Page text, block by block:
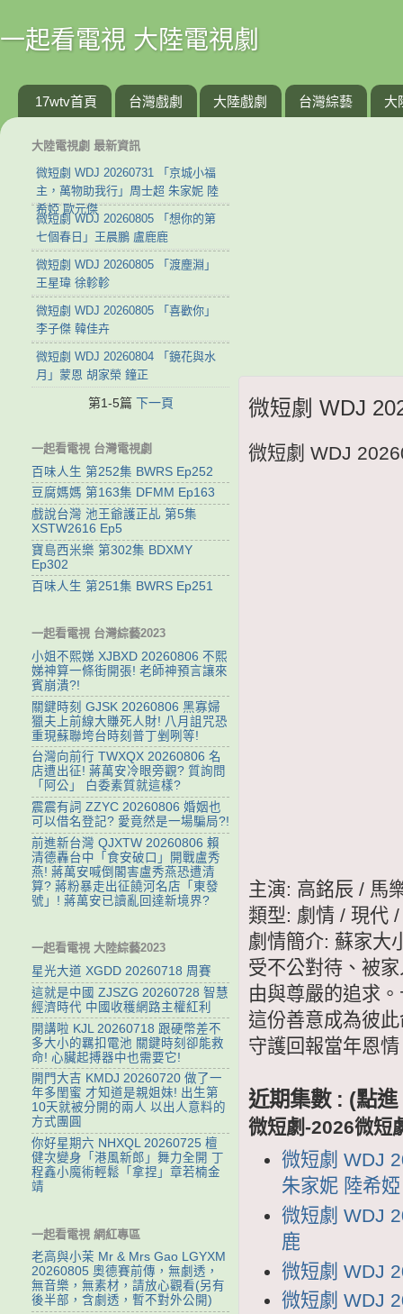
一起看電視 大陸電視劇
17wtv首頁 台灣戲劇 大陸戲劇 台灣綜藝 大
微短劇 WDJ
微短劇 WDJ
主演: 高銘辰 / 馬
類型: 劇情 / 現代
劇情簡介: 蘇家大
受不公對待、被
由與尊嚴的追求
這份善意成為彼
守護回報當年恩
近期集數 : (點
微短劇-2026微短
微短劇 WDJ
朱家妮 陸希
微短劇 WDJ
鹿
微短劇 WDJ
微短劇 WDJ
大陸電視劇 最新資訊
微短劇 WDJ 20260731 「京城小福
主，萬物助我行」周士超 朱家妮 陸
希婭 歐元傑
微短劇 WDJ 20260805 「想你的第
七個春日」王晨鵬 盧鹿鹿
微短劇 WDJ 20260805 「渡塵淵」
王星瑋 徐軫軫
微短劇 WDJ 20260805 「喜歡你」
李子傑 韓佳卉
微短劇 WDJ 20260804 「鏡花與水
月」蒙恩 胡家榮 鐘正
第1-5篇 下一頁
一起看電視 台灣電視劇
百味人生 第252集 BWRS Ep252
豆腐媽媽 第163集 DFMM Ep163
戲說台灣 池王爺護正乩 第5集
XSTW2616 Ep5
寶島西米樂 第302集 BDXMY
Ep302
百味人生 第251集 BWRS Ep251
一起看電視 台灣綜藝2023
小姐不熙娣 XJBXD 20260806 不熙
娣神算一條街開張! 老師神預言讓來
賓崩潰?!
關鍵時刻 GJSK 20260806 黑寡婦
獵夫上前線大賺死人財! 八月詛咒恐
重現蘇聯垮台時刻普丁剉咧等!
台灣向前行 TWXQX 20260806 名
店遭出征! 蔣萬安冷眼旁觀? 質詢問
「阿公」 白委素質就這樣?
震震有詞 ZZYC 20260806 婚姻也
可以借名登記? 愛竟然是一場騙局?!
前進新台灣 QJXTW 20260806 賴
清德轟台中「食安破口」開戰盧秀
燕! 蔣萬安喊倒閣害盧秀燕恐遭清
算? 蔣粉暴走出征饒河名店「東發
號」! 蔣萬安已讀亂回達新境界?
一起看電視 大陸綜藝2023
星光大道 XGDD 20260718 周賽
這就是中國 ZJSZG 20260728 智慧
經濟時代 中國收穫網路主權紅利
開講啦 KJL 20260718 跟硬幣差不
多大小的羈扣電池 關鍵時刻卻能救
命! 心臟起搏器中也需要它!
開門大吉 KMDJ 20260720 做了一
年多閨蜜 才知道是親姐妹! 出生第
10天就被分開的兩人 以出人意料的
方式團圓
你好星期六 NHXQL 20260725 檀
健次變身「港風新郎」舞力全開 丁
程鑫小魔術輕鬆「拿捏」章若楠金
靖
一起看電視 網紅專區
老高與小茉 Mr & Mrs Gao LGYXM
20260805 奧德賽前傳，無劇透，
無音樂，無素材，請放心觀看(另有
後半部，含劇透，暫不對外公開)